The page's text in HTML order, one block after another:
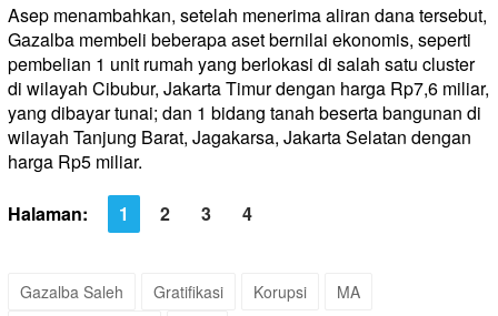
Asep menambahkan, setelah menerima aliran dana tersebut,
Gazalba membeli beberapa aset bernilai ekonomis, seperti
pembelian 1 unit rumah yang berlokasi di salah satu cluster
di wilayah Cibubur, Jakarta Timur dengan harga Rp7,6 miliar,
yang dibayar tunai; dan 1 bidang tanah beserta bangunan di
wilayah Tanjung Barat, Jagakarsa, Jakarta Selatan dengan
harga Rp5 miliar.
Halaman: 1 2 3 4
Gazalba Saleh Gratifikasi Korupsi
MA